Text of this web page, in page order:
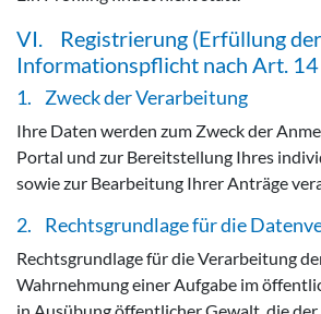
VI. Registrierung (Erfüllung der
Informationspflicht nach Art. 14
1. Zweck der Verarbeitung
Ihre Daten werden zum Zweck der
Portal und zur Bereitstellung Ihres
sowie zur Bearbeitung Ihrer Anträge
2. Rechtsgrundlage für die
Rechtsgrundlage für die Verarbeitung
Wahrnehmung einer Aufgabe im